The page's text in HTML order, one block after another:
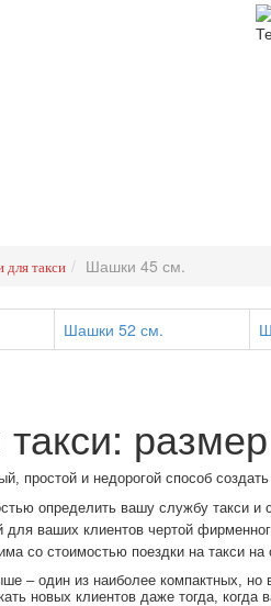
такси Шашки 45 см.
Шашки 52 см.
простой и недорогой способ
определить вашу службу такси
для ваших клиентов чертой
со стоимостью поездки на такси
– один из наиболее компактных,
новых клиентов даже тогда,